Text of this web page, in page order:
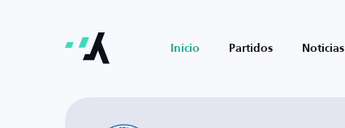
Inicio Partidos Noticias